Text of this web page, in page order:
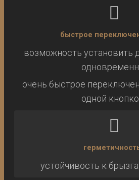
быстрое
возможность установить
очень быстрое
одной
устойчивость к